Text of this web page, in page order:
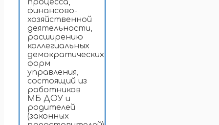
процесса,
финансово-
хозяйственной
деятельности,
расширению
коллегиальных
демократических
форм
управления,
состоящий из
работников
МБ ДОУ и
родителей
(законных